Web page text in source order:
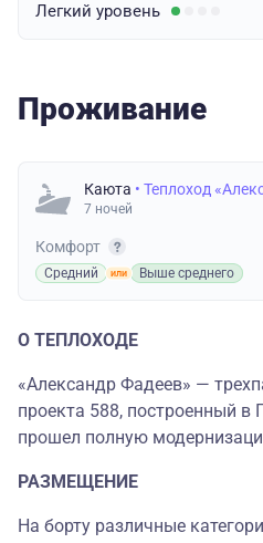
Легкий уровень
Проживание
Каюта • Теплоход
7 ночей
Комфорт
Средний Выше среднего
О ТЕПЛОХОДЕ
«Александр Фадеев» —
проекта 588, построенный в
прошел полную
РАЗМЕЩЕНИЕ
На борту различные